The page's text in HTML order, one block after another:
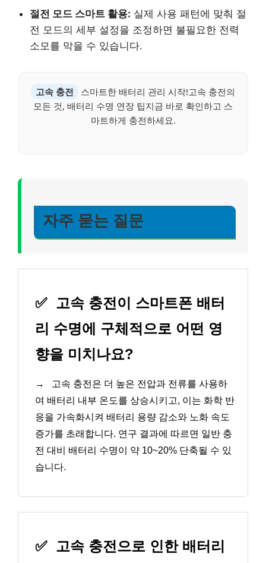
절전 모드 스마트 활용: 실제 사용 패턴에 맞춰 절
전 모드의 세부 설정을 조정하면 불필요한 전력
소모를 막을 수 있습니다.
고속 충전
스마트한 배터리 관리 시작!고속 충전의
모든 것, 배터리 수명 연장 팁지금 바로 확인하고 스
마트하게 충전하세요.
자주 묻는 질문
✅ 고속 충전이 스마트폰 배터
리 수명에 구체적으로 어떤 영
향을 미치나요?
→
고속 충전은 더 높은 전압과 전류를 사용하
여 배터리 내부 온도를 상승시키고, 이는 화학 반
응을 가속화시켜 배터리 용량 감소와 노화 속도
증가를 초래합니다. 연구 결과에 따르면 일반 충
전 대비 배터리 수명이 약 10~20% 단축될 수 있
습니다.
✅ 고속 충전으로 인한 배터리